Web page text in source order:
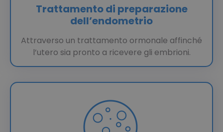
Trattamento di preparazione
dell’endometrio
Attraverso un trattamento ormonale affinché
l’utero sia pronto a ricevere gli embrioni.